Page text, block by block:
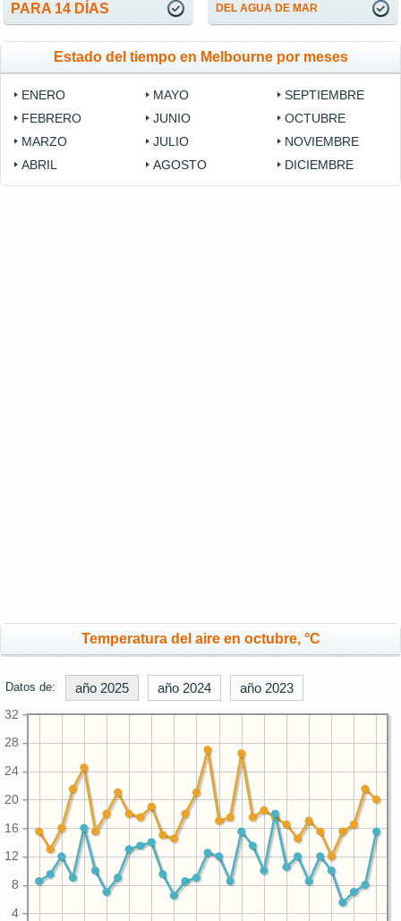
PARA 14 DÍAS DEL AGUA DE MAR
Estado del tiempo en Melbourne por meses
ENERO
FEBRERO
MARZO
ABRIL
MAYO
JUNIO
JULIO
AGOSTO
SEPTIEMBRE
OCTUBRE
NOVIEMBRE
DICIEMBRE
Temperatura del aire en octubre, °C
Datos de: año 2025 año 2024 año 2023
4
8
12
16
20
24
28
32